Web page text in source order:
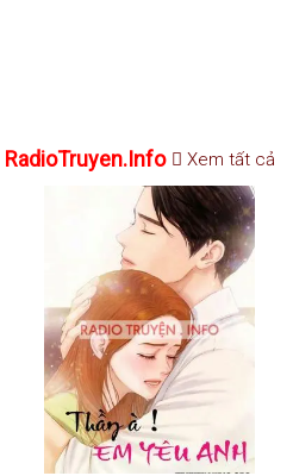
RadioTruyen.Info Xem tất cả